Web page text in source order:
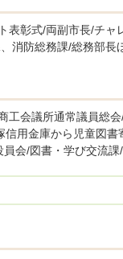
表彰式/両副市長/チ
消防総務課/総務部長
会議所通常議員総
信用金庫から児童図
会/図書・学び交流